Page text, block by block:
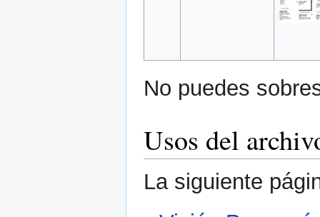
No puedes
Usos del
La siguiente